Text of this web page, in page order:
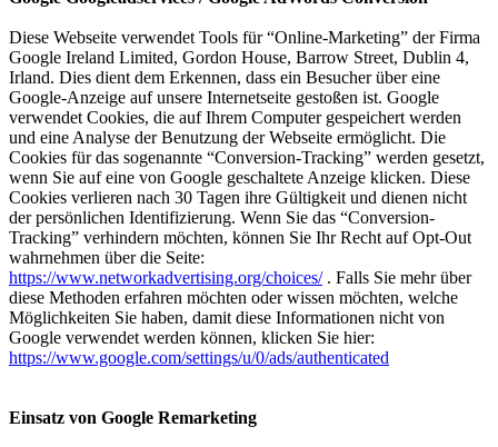
Diese Webseite verwendet Tools für “Online-Marketing” der Firma
Google Ireland Limited, Gordon House, Barrow Street, Dublin 4,
Irland. Dies dient dem Erkennen, dass ein Besucher über eine
Google-Anzeige auf unsere Internetseite gestoßen ist. Google
verwendet Cookies, die auf Ihrem Computer gespeichert werden
und eine Analyse der Benutzung der Webseite ermöglicht. Die
Cookies für das sogenannte “Conversion-Tracking” werden gesetzt,
wenn Sie auf eine von Google geschaltete Anzeige klicken. Diese
Cookies verlieren nach 30 Tagen ihre Gültigkeit und dienen nicht
der persönlichen Identifizierung. Wenn Sie das “Conversion-
Tracking” verhindern möchten, können Sie Ihr Recht auf Opt-Out
wahrnehmen über die Seite:
https://www.networkadvertising.org/choices/. Falls Sie mehr über
diese Methoden erfahren möchten oder wissen möchten, welche
Möglichkeiten Sie haben, damit diese Informationen nicht von
Google verwendet werden können, klicken Sie hier:
https://www.google.com/settings/u/0/ads/authenticated
Einsatz von Google Remarketing